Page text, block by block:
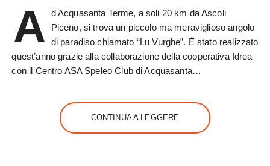
A
d Acquasanta Terme, a soli 20 km da Ascoli
Piceno, si trova un piccolo ma meraviglioso angolo
di paradiso chiamato “Lu Vurghe”. È stato realizzato
quest’anno grazie alla collaborazione della cooperativa Idrea
con il Centro ASA Speleo Club di Acquasanta…
CONTINUA A LEGGERE